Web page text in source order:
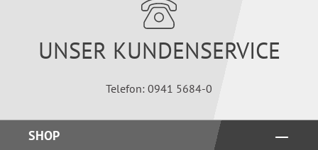
UNSER KUNDENSERVICE
Telefon: 0941 5684-0
SHOP